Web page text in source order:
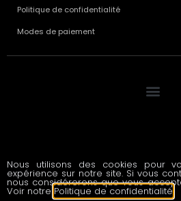
Politique de confidentialité
Modes de paiement
© 2020 All rights reserved
Nous utilisons des cookies pour
expérience sur notre site. Si vous
nous considérerons que vous
Voir notre Politique de confidentialité